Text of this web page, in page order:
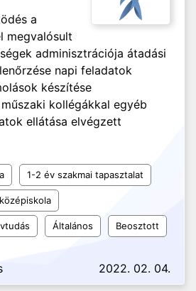
a
megvalósult
adminisztrációja átadási
napi feladatok
készítése
kollégákkal egyéb
ellátása elvégzett
1-2 év szakmai tapasztalat
Általános Beosztott
2022. 02. 04.